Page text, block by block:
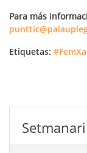
Para más
Etiquetas:
Setmanari